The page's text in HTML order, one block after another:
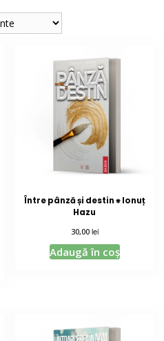
cele
mai
Între pânză și destin ⁕ Ionuț
Hazu
30,00 lei
Adaugă în coș